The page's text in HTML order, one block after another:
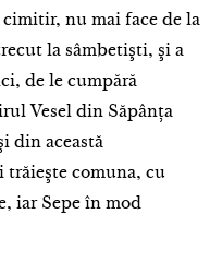
nu mai face de la
la sâmbetişti, şi a
de le cumpără
Vesel din Săpânţa
din această
trăieşte comuna, cu
iar Sepe în mod